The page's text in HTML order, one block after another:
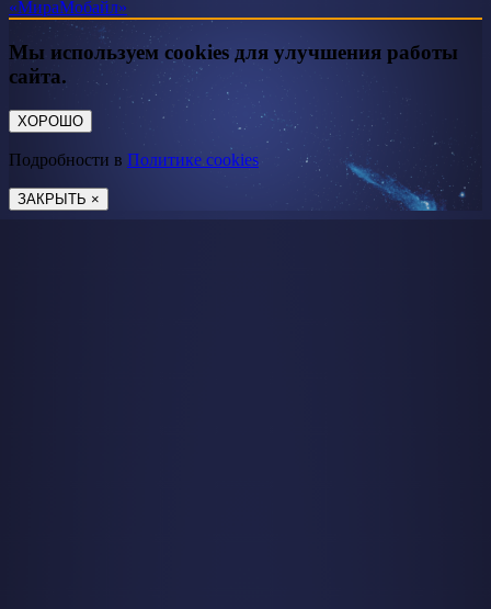
«МираМобайл»
Мы используем cookies для улучшения работы
сайта.
ХОРОШО
Подробности в Политике cookies
ЗАКРЫТЬ ×